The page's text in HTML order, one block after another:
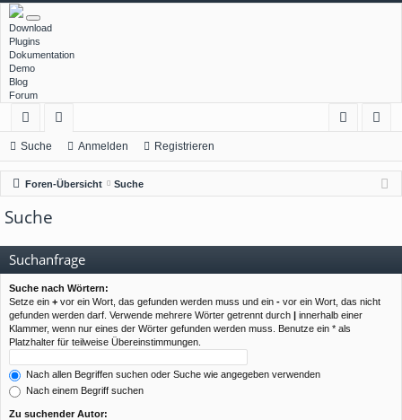
Download
Plugins
Dokumentation
Demo
Blog
Forum
ch
ne
llz
ug
rif
f
en
m
el
ist
rie
Suche Anmelden Registrieren
Foren-Übersicht Suche
Suche
Suchanfrage
Suche nach Wörtern:
Setze ein + vor ein Wort, das gefunden werden muss und ein - vor ein Wort, das nicht
gefunden werden darf. Verwende mehrere Wörter getrennt durch | innerhalb einer
Klammer, wenn nur eines der Wörter gefunden werden muss. Benutze ein * als
Platzhalter für teilweise Übereinstimmungen.
Nach allen Begriffen suchen oder Suche wie angegeben verwenden
Nach einem Begriff suchen
Zu suchender Autor: